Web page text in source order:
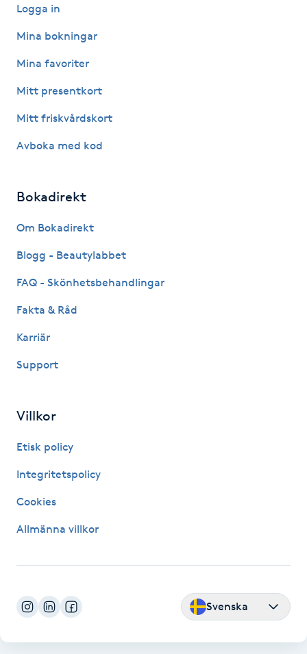
IPL hårborttagning
Katun fransar
Kemisk peeling
Kinesiologi
Kiropraktik
Klangmassage
Klippning ungdom
Logga in
Mina bokningar
Mina favoriter
Mitt presentkort
Mitt friskvårdskort
Avboka med kod
Bokadirekt
Om Bokadirekt
Blogg - Beautylabbet
FAQ - Skönhetsbehandlingar
Fakta & Råd
Karriär
Support
Villkor
Etisk policy
Integritetspolicy
Cookies
Allmänna villkor
Svenska